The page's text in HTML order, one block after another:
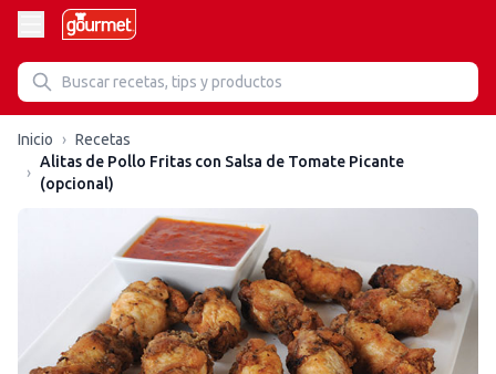
Inicio › Recetas
›
Alitas de Pollo Fritas con Salsa de Tomate Picante
(opcional)